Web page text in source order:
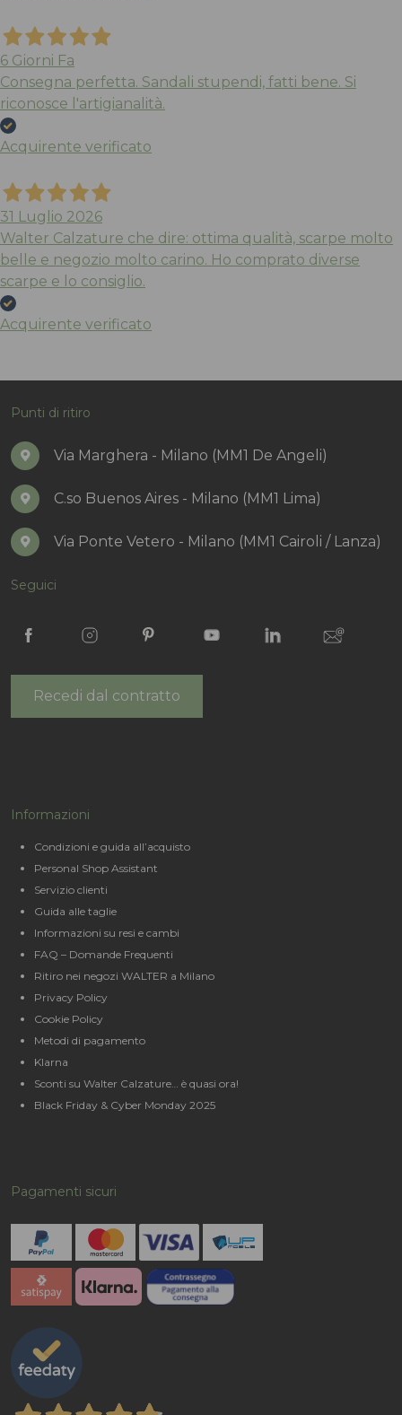
6 Giorni Fa
Consegna perfetta. Sandali stupendi, fatti bene. Si
riconosce l'artigianalità.
Acquirente verificato
31 Luglio 2026
Walter Calzature che dire: ottima qualità, scarpe molto
belle e negozio molto carino. Ho comprato diverse
scarpe e lo consiglio.
Acquirente verificato
Punti di ritiro
Via Marghera - Milano (MM1 De Angeli)
C.so Buenos Aires - Milano (MM1 Lima)
Via Ponte Vetero - Milano (MM1 Cairoli / Lanza)
Seguici
Recedi dal contratto
Informazioni
Condizioni e guida all’acquisto
Personal Shop Assistant
Servizio clienti
Guida alle taglie
Informazioni su resi e cambi
FAQ – Domande Frequenti
Ritiro nei negozi WALTER a Milano
Privacy Policy
Cookie Policy
Metodi di pagamento
Klarna
Sconti su Walter Calzature… è quasi ora!
Black Friday & Cyber Monday 2025
Pagamenti sicuri